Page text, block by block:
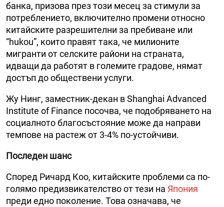
банка, призова през този месец за стимули за
потреблението, включително промени относно
китайските разрешителни за пребиване или
“hukou”, които правят така, че милионите
мигранти от селските райони на страната,
идващи да работят в големите градове, нямат
достъп до обществени услуги.
Жу Нинг, заместник-декан в Shanghai Advanced
Institute of Finance посочва, че подобряването на
социалното благосъстояние може да направи
темпове на растеж от 3-4% по-устойчиви.
Последен шанс
Според Ричард Коо, китайските проблеми са по-
голямо предизвикателство от тези на Япония
преди едно поколение. Това означава, че